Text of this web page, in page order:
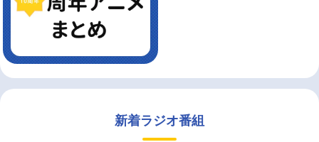
新着ラジオ番組